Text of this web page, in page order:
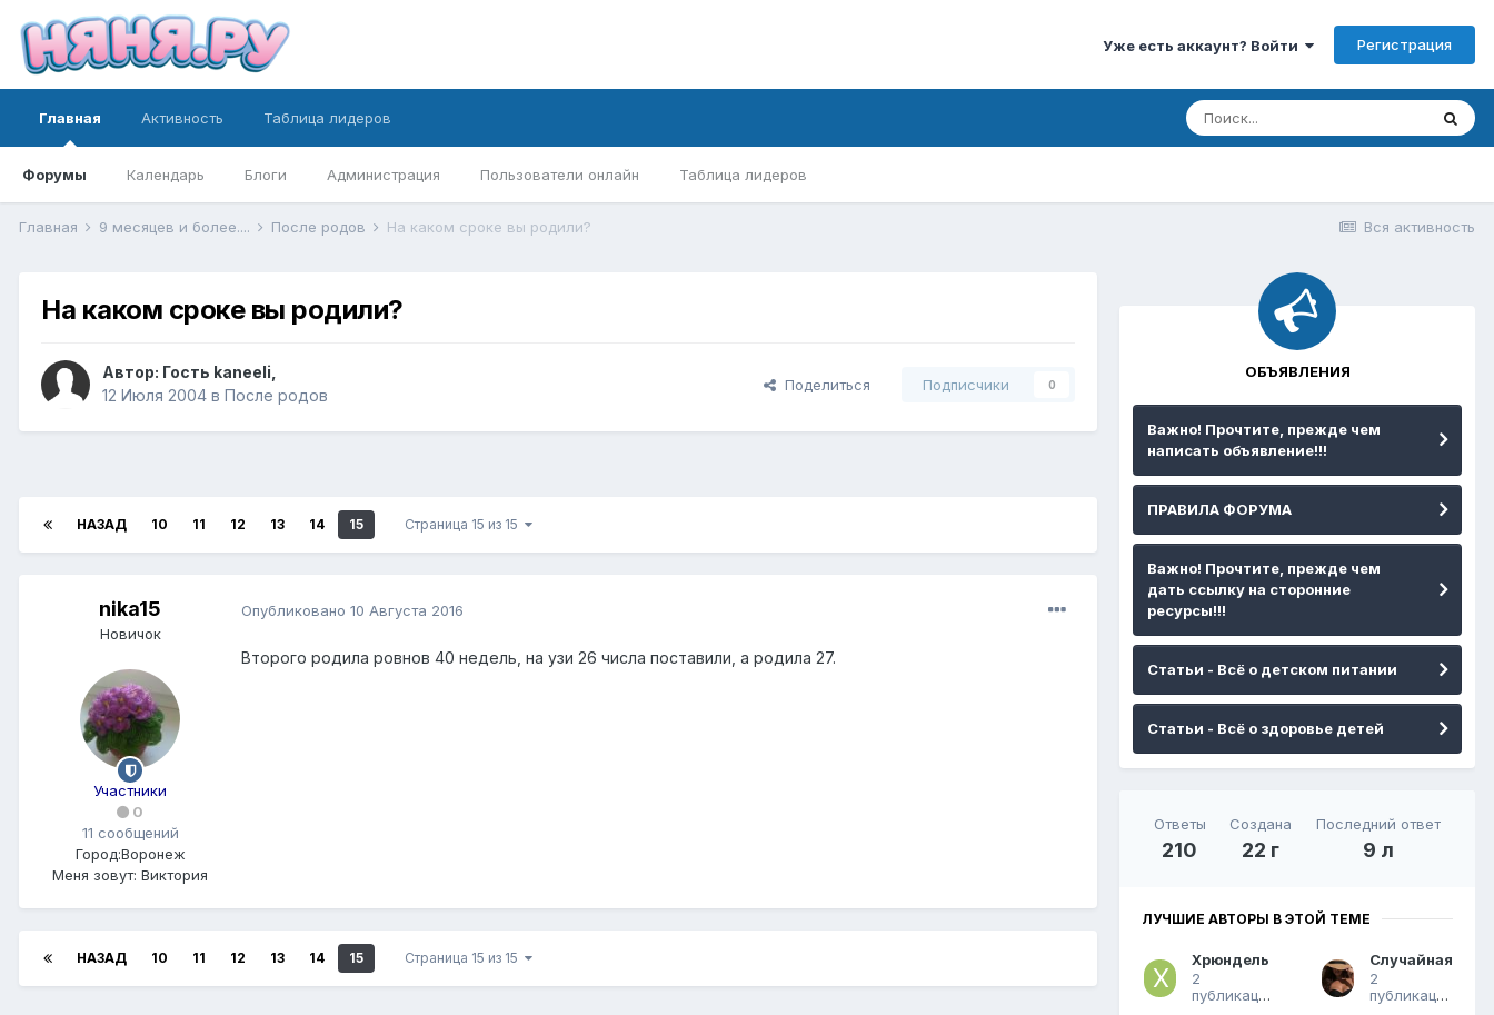
Уже есть аккаунт? Войти Регистрация
Главная
Форумы Календарь Блоги Администрация Пользователи онлайн Таблица лидеров
Активность Таблица лидеров
Вся активность
Главная 9 месяцев и более.... После родов На каком сроке вы родили?
На каком сроке вы родили?
Автор: Гость kaneeli
12 Июля 2004 в После родов
Поделиться Подписчики 0
НАЗАД 10 11 12 13 14 15 Страница 15 из 15
nika15
Новичок
Участники
0
11 сообщений
Город:Воронеж
Меня зовут: Виктория
Опубликовано 10 Августа 2016
Второго родила ровнов 40 недель, на узи 26 числа поставили, а родила 27.
НАЗАД 10 11 12 13 14 15 Страница 15 из 15
ОБЪЯВЛЕНИЯ
Важно! Прочтите, прежде чем
написать объявление!!!
ПРАВИЛА ФОРУМА
Важно! Прочтите, прежде чем
дать ссылку на сторонние
ресурсы!!!
Статьи - Всё о детском питании
Статьи - Всё о здоровье детей
Ответы
210
Создана
22 г
Последний ответ
9 л
ЛУЧШИЕ АВТОРЫ В ЭТОЙ ТЕМЕ
Хрюндель
2
публикации
Случайная
2
публикации